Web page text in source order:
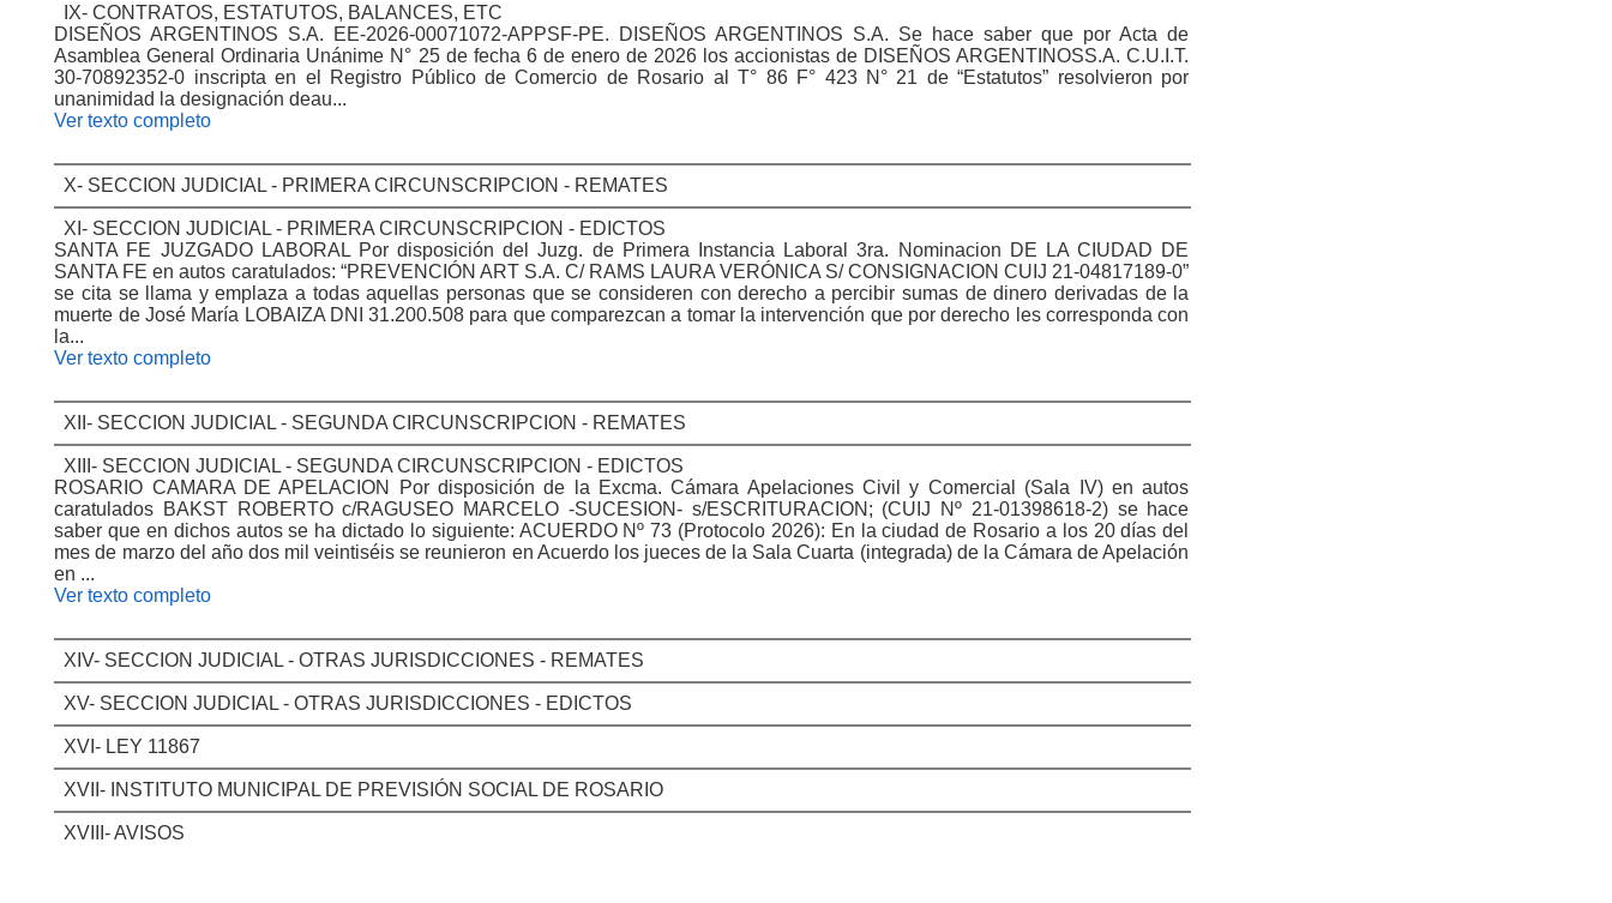
IX- CONTRATOS, ESTATUTOS, BALANCES, ETC
DISEÑOS ARGENTINOS S.A. EE-2026-00071072-APPSF-PE. DISEÑOS ARGENTINOS S.A. Se hace saber que por Acta de
Asamblea General Ordinaria Unánime N° 25 de fecha 6 de enero de 2026 los accionistas de DISEÑOS ARGENTINOSS.A. C.U.I.T.
30-70892352-0 inscripta en el Registro Público de Comercio de Rosario al T° 86 F° 423 N° 21 de “Estatutos” resolvieron por
unanimidad la designación deau...
Ver texto completo
X- SECCION JUDICIAL - PRIMERA CIRCUNSCRIPCION - REMATES
XI- SECCION JUDICIAL - PRIMERA CIRCUNSCRIPCION - EDICTOS
SANTA FE JUZGADO LABORAL Por disposición del Juzg. de Primera Instancia Laboral 3ra. Nominacion DE LA CIUDAD DE
SANTA FE en autos caratulados: “PREVENCIÓN ART S.A. C/ RAMS LAURA VERÓNICA S/ CONSIGNACION CUIJ 21-04817189-0”
se cita se llama y emplaza a todas aquellas personas que se consideren con derecho a percibir sumas de dinero derivadas de la
muerte de José María LOBAIZA DNI 31.200.508 para que comparezcan a tomar la intervención que por derecho les corresponda con
la...
Ver texto completo
XII- SECCION JUDICIAL - SEGUNDA CIRCUNSCRIPCION - REMATES
XIII- SECCION JUDICIAL - SEGUNDA CIRCUNSCRIPCION - EDICTOS
ROSARIO CAMARA DE APELACION Por disposición de la Excma. Cámara Apelaciones Civil y Comercial (Sala IV) en autos
caratulados BAKST ROBERTO c/RAGUSEO MARCELO -SUCESION- s/ESCRITURACION; (CUIJ Nº 21-01398618-2) se hace
saber que en dichos autos se ha dictado lo siguiente: ACUERDO Nº 73 (Protocolo 2026): En la ciudad de Rosario a los 20 días del
mes de marzo del año dos mil veintiséis se reunieron en Acuerdo los jueces de la Sala Cuarta (integrada) de la Cámara de Apelación
en ...
Ver texto completo
XIV- SECCION JUDICIAL - OTRAS JURISDICCIONES - REMATES
XV- SECCION JUDICIAL - OTRAS JURISDICCIONES - EDICTOS
XVI- LEY 11867
XVII- INSTITUTO MUNICIPAL DE PREVISIÓN SOCIAL DE ROSARIO
XVIII- AVISOS